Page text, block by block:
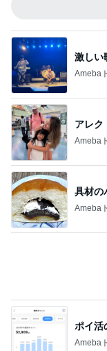
Ameba
具材の
Ameba
ポイ活
Ameba